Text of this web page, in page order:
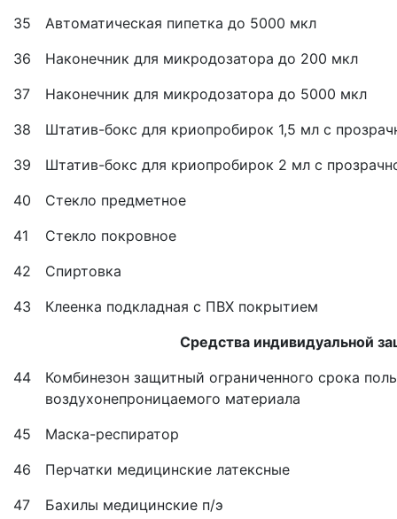
35
Автоматическая пипетка до 5000 мкл
36
Наконечник для микродозатора до 200 мкл
37
Наконечник для микродозатора до 5000 мкл
38
Штатив-бокс для криопробирок 1,5 мл с
39
Штатив-бокс для криопробирок 2 мл с
40
Стекло предметное
41
Стекло покровное
42
Спиртовка
43
Клеенка подкладная с ПВХ покрытием
Средства индивидуальной
44
Комбинезон защитный ограниченного срока
воздухонепроницаемого материала
45
Маска-респиратор
46
Перчатки медицинские латексные
47
Бахилы медицинские п/э